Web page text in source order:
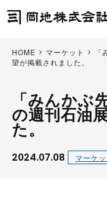
HOME マーケット
望が掲載されました。
「みんかぶ
の週刊石油
た。
2024.07.08 マーケッ